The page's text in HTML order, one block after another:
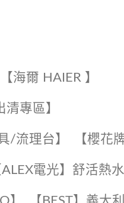
海爾 HAIER 】
清專區】
/流理台】 【櫻花
ALEX電光】舒活熱